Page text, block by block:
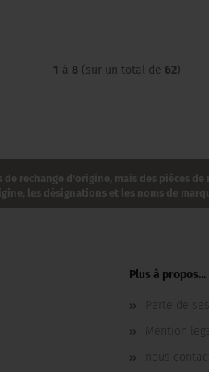
1 à 8 (sur un total de 62)
rechange d'origine, mais des pièces
les désignations et les noms de
Plus à propos...
Perte de
Mention
nous